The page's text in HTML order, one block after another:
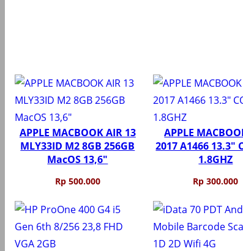
APPLE MACBOOK AIR 13
MLY33ID M2 8GB 256GB
MacOS 13,6″
Rp500.000
APPLE
2017 A1466 13.3″
1.8GHZ
Rp 300.000